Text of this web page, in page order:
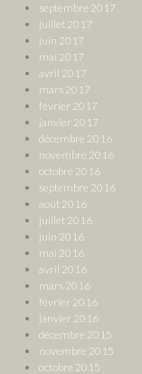
septembre 2017
juillet 2017
juin 2017
mai 2017
avril 2017
mars 2017
février 2017
janvier 2017
décembre 2016
novembre 2016
octobre 2016
septembre 2016
août 2016
juillet 2016
juin 2016
mai 2016
avril 2016
mars 2016
février 2016
janvier 2016
décembre 2015
novembre 2015
octobre 2015